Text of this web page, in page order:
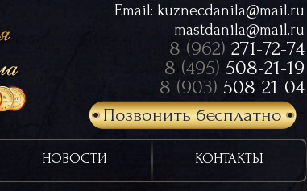
Email: kuznecdanila@mail.ru
mastdanila@mail.ru
8 (962) 271-72-74
8 (495) 508-21-19
8 (903) 508-21-04
Позвонить бесплатно
НОВОСТИ КОНТАКТЫ